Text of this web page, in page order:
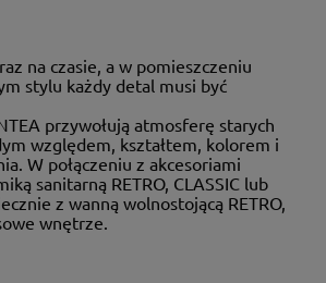
na czasie, a w pomieszczeniu
stylu każdy detal musi być
przywołują atmosferę starych
względem, kształtem, kolorem i
W połączeniu z akcesoriami
sanitarną RETRO, CLASSIC lub
z wanną wolnostojącą RETRO,
wnętrze.